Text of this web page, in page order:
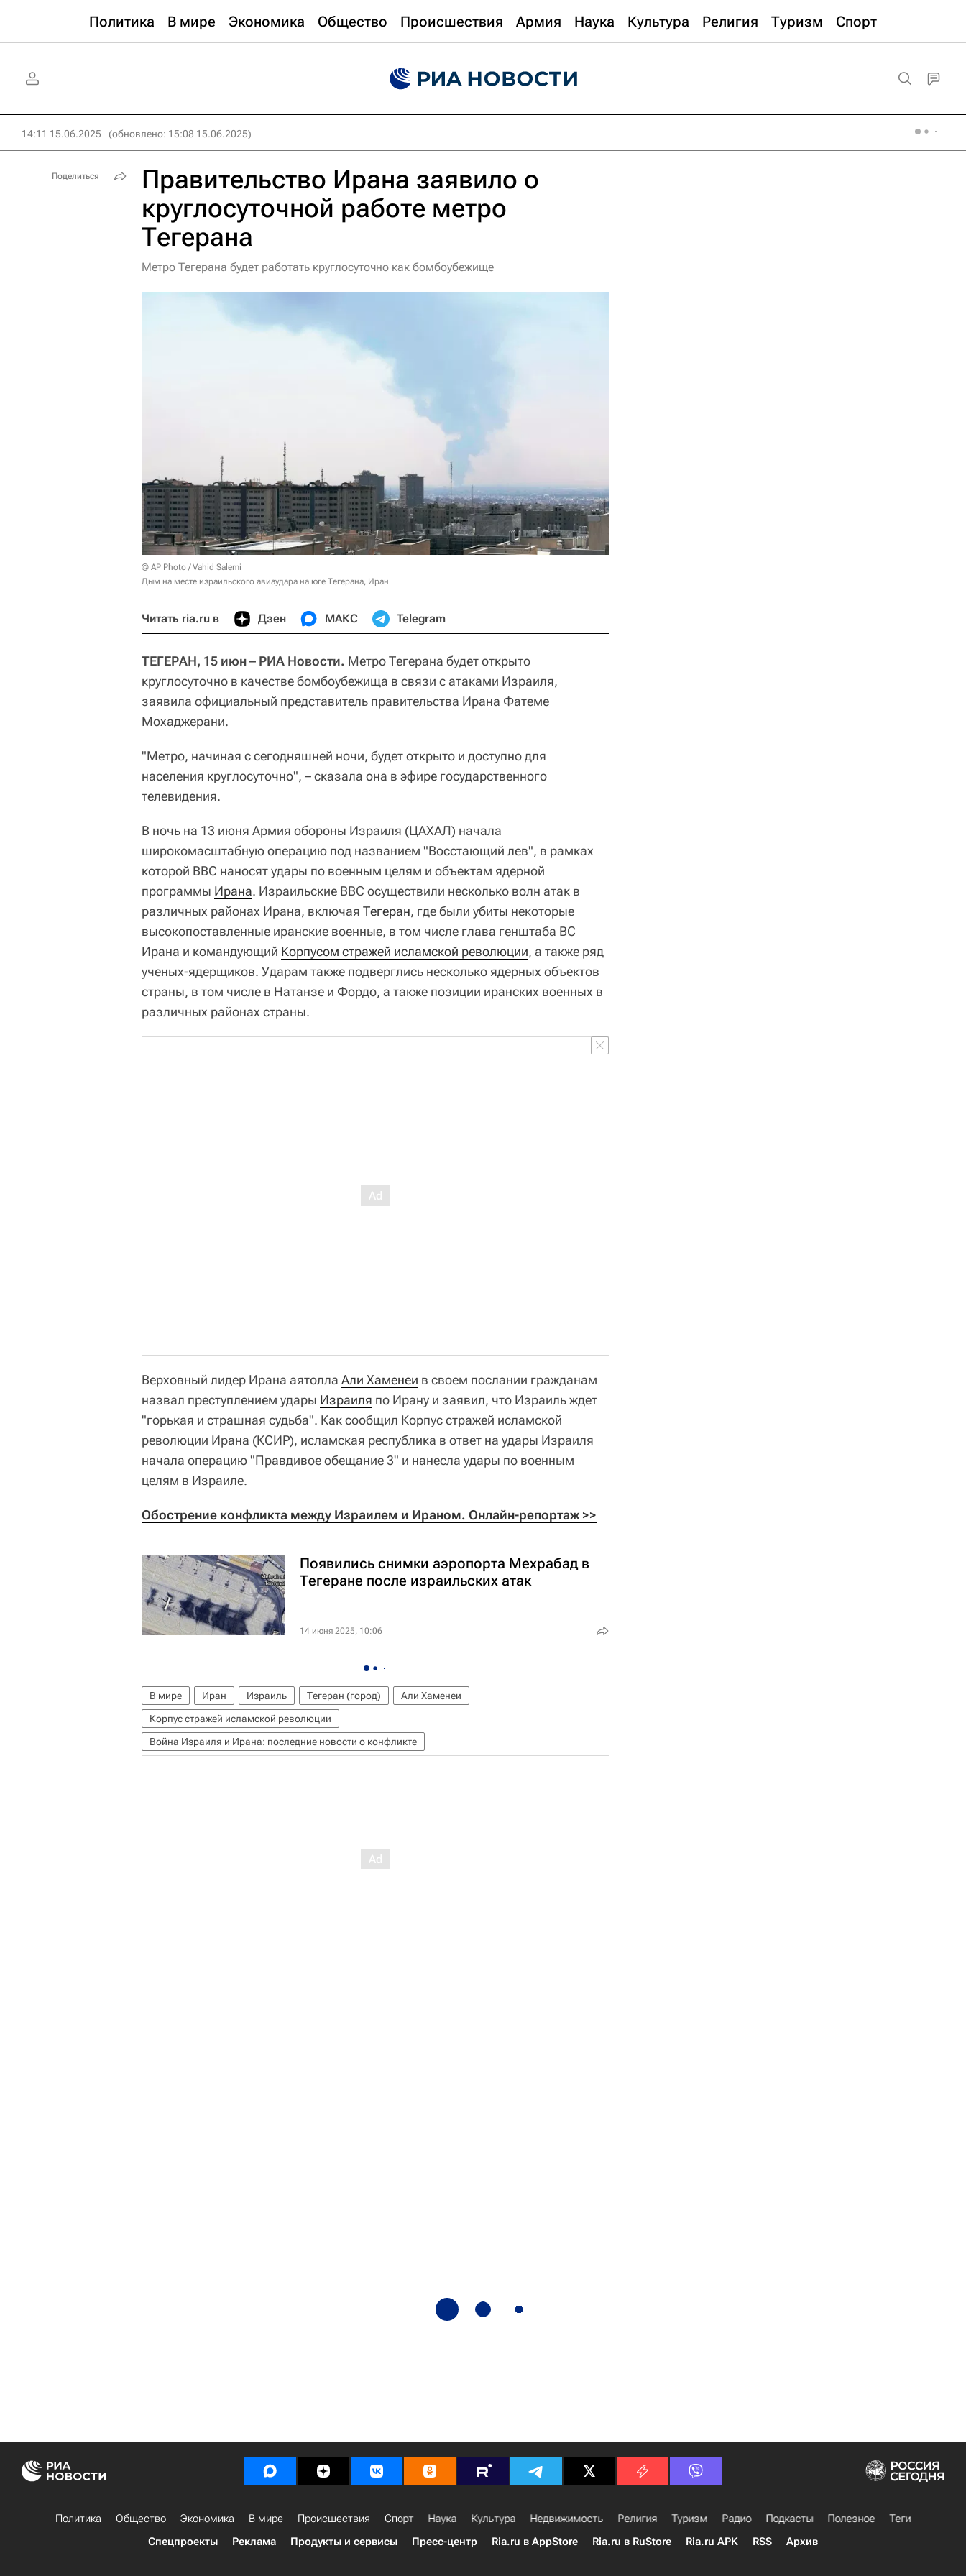
Политика В мире Экономика Общество Происшествия Армия Наука Культура Религия Туризм Спорт
14:11 15.06.2025 (обновлено: 15:08 15.06.2025)
Правительство Ирана заявило о
круглосуточной работе метро
Тегерана
Метро Тегерана будет работать круглосуточно как бомбоубежище
© AP Photo / Vahid Salemi
Дым на месте израильского авиаудара на юге Тегерана, Иран
Читать ria.ru в Дзен МАКС Telegram
ТЕГЕРАН, 15 июн – РИА Новости. Метро Тегерана будет открыто
круглосуточно в качестве бомбоубежища в связи с атаками Израиля,
заявила официальный представитель правительства Ирана Фатеме
Мохаджерани.
"Метро, начиная с сегодняшней ночи, будет открыто и доступно для
населения круглосуточно", – сказала она в эфире государственного
телевидения.
В ночь на 13 июня Армия обороны Израиля (ЦАХАЛ) начала
широкомасштабную операцию под названием "Восстающий лев", в рамках
которой ВВС наносят удары по военным целям и объектам ядерной
программы Ирана. Израильские ВВС осуществили несколько волн атак в
различных районах Ирана, включая Тегеран, где были убиты некоторые
высокопоставленные иранские военные, в том числе глава генштаба ВС
Ирана и командующий Корпусом стражей исламской революции, а также ряд
ученых-ядерщиков. Ударам также подверглись несколько ядерных объектов
страны, в том числе в Натанзе и Фордо, а также позиции иранских военных в
различных районах страны.
Верховный лидер Ирана аятолла Али Хаменеи в своем послании гражданам
назвал преступлением удары Израиля по Ирану и заявил, что Израиль ждет
"горькая и страшная судьба". Как сообщил Корпус стражей исламской
революции Ирана (КСИР), исламская республика в ответ на удары Израиля
начала операцию "Правдивое обещание 3" и нанесла удары по военным
целям в Израиле.
Обострение конфликта между Израилем и Ираном. Онлайн-репортаж >>
Появились снимки аэропорта Мехрабад в
Тегеране после израильских атак
14 июня 2025, 10:06
В мире Иран Израиль Тегеран (город)
Али Хаменеи
Корпус стражей исламской революции
Война Израиля и Ирана: последние новости о конфликте
Поделиться
Политика Общество Экономика В мире Происшествия Спорт Наука Культура Недвижимость Религия Туризм Радио Подкасты Полезное
Теги
Спецпроекты
Реклама Продукты и сервисы Пресс-центр Ria.ru в AppStore Ria.ru в RuStore Ria.ru APK RSS Архив